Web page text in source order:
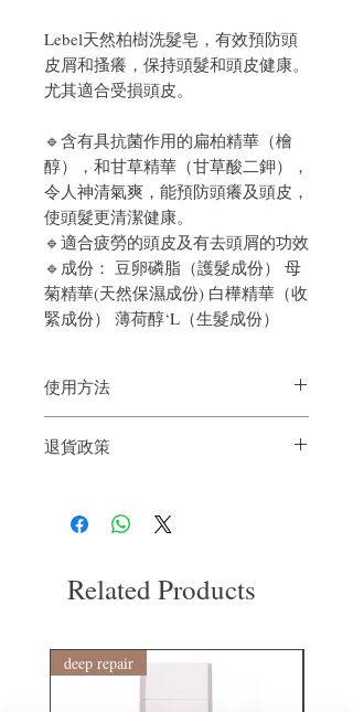
Lebel天然柏樹洗髮皂，有效預防頭
皮屑和搔癢，保持頭髮和頭皮健康。
尤其適合受損頭皮。
🔹含有具抗菌作用的扁柏精華（檜
醇），和甘草精華（甘草酸二鉀），
令人神清氣爽，能預防頭癢及頭皮，
使頭髮更清潔健康。
🔹適合疲勞的頭皮及有去頭屑的功效
🔹成份： 豆卵磷脂（護髮成份） 母
菊精華(天然保濕成份) 白樺精華（收
緊成份） 薄荷醇‘L（生髮成份）
使用方法
鐘後沖洗乾淨。
退貨政策
到我們的產品後的前7天內通過電子郵件
Related Products
deep repair